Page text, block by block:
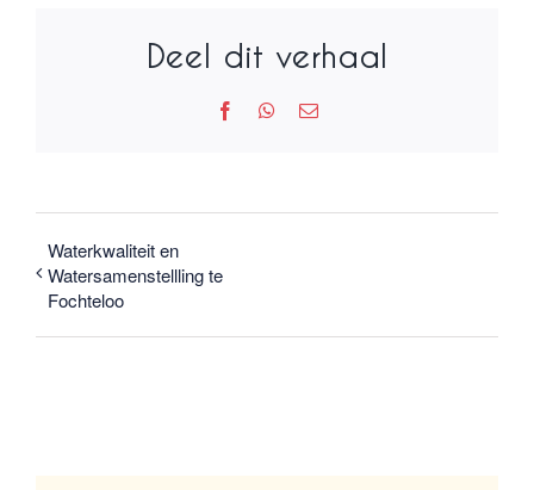
kan
gekozen
worden
Deel dit verhaal
FacebookWhatsApp
E-
Waterkwaliteit en
Watersamenstellling te
Fochteloo